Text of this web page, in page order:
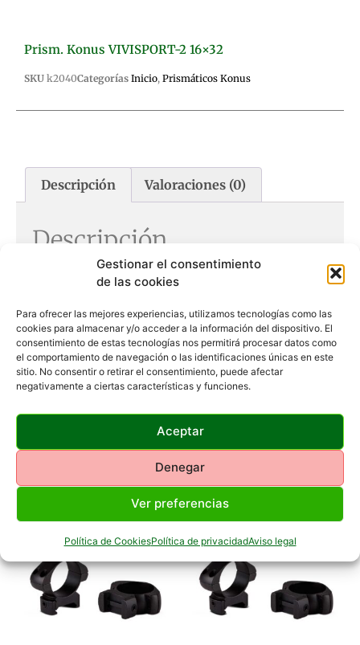
Gestionar el consentimiento
de las cookies
Para ofrecer las mejores experiencias, utilizamos tecnologías como las
cookies para almacenar y/o acceder a la información del dispositivo. El
consentimiento de estas tecnologías nos permitirá procesar datos como
el comportamiento de navegación o las identificaciones únicas en este
sitio. No consentir o retirar el consentimiento, puede afectar
negativamente a ciertas características y funciones.
Aceptar
Denegar
Ver preferencias
Política de CookiesPolítica de privacidadAviso legal
Productos Relacionados
Prism. Konus VIVISPORT-2 16×32
SKU k2040Categorías Inicio, Prismáticos Konus
Descripción Valoraciones (0)
Descripción
Aumentos: 16X
Objetivo (mm): 32
Campo visual a 1000 m (m): 82
Enfoque central
Tipo: de bolsillo
Revestimiento de carcasa en goma
Dimensiones, LxAlxAn (cm): 14 x 4,5 x 11,5
No acoplable a trípode